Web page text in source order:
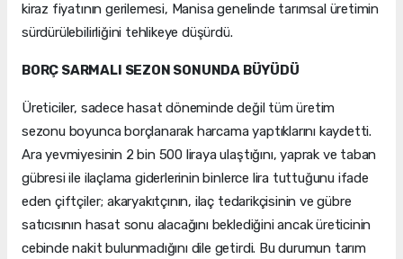
kiraz fiyatının gerilemesi, Manisa genelinde tarımsal üretimin
sürdürülebilirliğini tehlikeye düşürdü.
BORÇ SARMALI SEZON SONUNDA BÜYÜDÜ
Üreticiler, sadece hasat döneminde değil tüm üretim
sezonu boyunca borçlanarak harcama yaptıklarını kaydetti.
Ara yevmiyesinin 2 bin 500 liraya ulaştığını, yaprak ve taban
gübresi ile ilaçlama giderlerinin binlerce lira tuttuğunu ifade
eden çiftçiler; akaryakıtçının, ilaç tedarikçisinin ve gübre
satıcısının hasat sonu alacağını beklediğini ancak üreticinin
cebinde nakit bulunmadığını dile getirdi. Bu durumun tarım